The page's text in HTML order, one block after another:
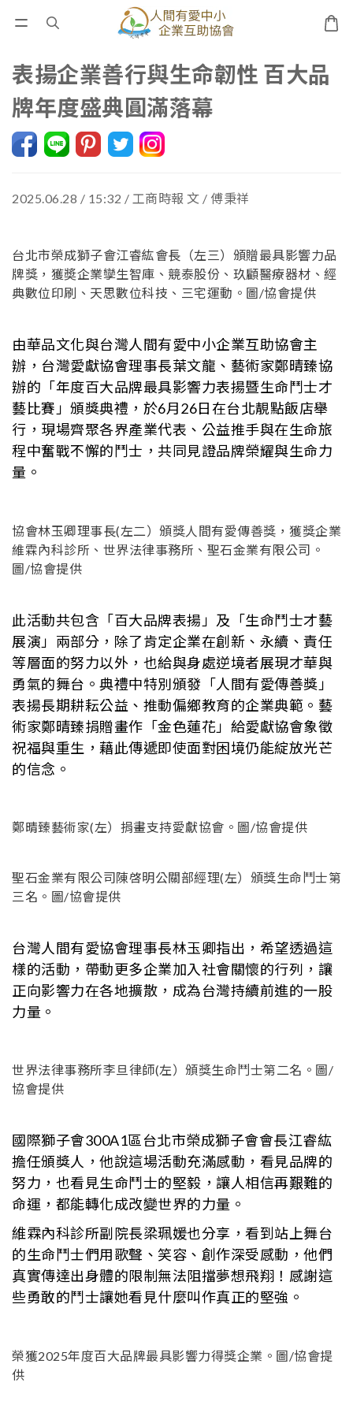
表揚企業善行與生命韌性 百大品
牌年度盛典圓滿落幕
2025.06.28 / 15:32 / 工商時報 文 / 傅秉祥
台北市榮成獅子會江睿紘會長（左三）頒贈最具影響力品
牌獎，獲奬企業孿生智庫、競泰股份、玖顧醫療器材、經
典數位印刷、天思數位科技、三宅運動。圖/協會提供
由華品文化與台灣人間有愛中小企業互助協會主
辦，台灣愛獻協會理事長葉文龍、藝術家鄭晴臻協
辦的「年度百大品牌最具影響力表揚暨生命鬥士才
藝比賽」頒獎典禮，於6月26日在台北靚點飯店舉
行，現場齊聚各界產業代表、公益推手與在生命旅
程中奮戰不懈的鬥士，共同見證品牌榮耀與生命力
量。
協會林玉卿理事長(左二）頒獎人間有愛傳善獎，獲獎企業
維霖內科診所、世界法律事務所、聖石金業有限公司。
圖/協會提供
此活動共包含「百大品牌表揚」及「生命鬥士才藝
展演」兩部分，除了肯定企業在創新、永續、責任
等層面的努力以外，也給與身處逆境者展現才華與
勇氣的舞台。典禮中特別頒發「人間有愛傳善獎」
表揚長期耕耘公益、推動偏鄉教育的企業典範。藝
術家鄭晴臻捐贈畫作「金色蓮花」給愛獻協會象徵
祝福與重生，藉此傳遞即使面對困境仍能綻放光芒
的信念。
鄭晴臻藝術家(左）捐畫支持愛獻協會。圖/協會提供
聖石金業有限公司陳啓明公關部經理(左）頒獎生命鬥士第
三名。圖/協會提供
台灣人間有愛協會理事長林玉卿指出，希望透過這
樣的活動，帶動更多企業加入社會關懷的行列，讓
正向影響力在各地擴散，成為台灣持續前進的一股
力量。
世界法律事務所李旦律師(左）頒獎生命鬥士第二名。圖/
協會提供
國際獅子會300A1區台北市榮成獅子會會長江睿紘
擔任頒獎人，他說這場活動充滿感動，看見品牌的
努力，也看見生命鬥士的堅毅，讓人相信再艱難的
命運，都能轉化成改變世界的力量。
維霖內科診所副院長梁珮媛也分享，看到站上舞台
的生命鬥士們用歌聲、笑容、創作深受感動，他們
真實傳達出身體的限制無法阻擋夢想飛翔！感謝這
些勇敢的鬥士讓她看見什麼叫作真正的堅強。
榮獲2025年度百大品牌最具影響力得獎企業。圖/協會提
供